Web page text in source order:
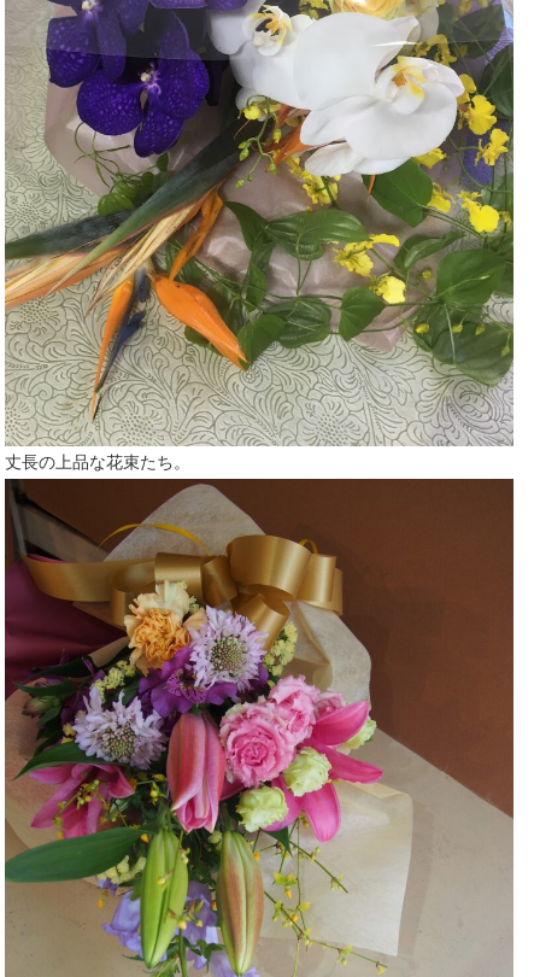
丈長の上品な花束たち。